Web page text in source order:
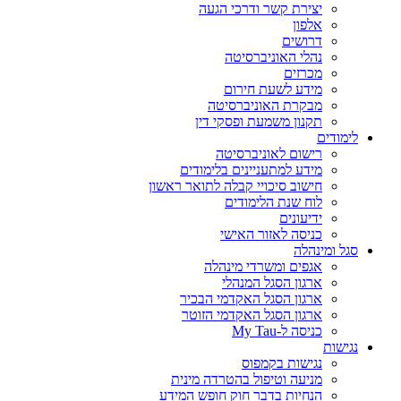
יצירת קשר ודרכי הגעה
אלפון
דרושים
נהלי האוניברסיטה
מכרזים
מידע לשעת חירום
מבקרת האוניברסיטה
תקנון משמעת ופסקי דין
לימודים
רישום לאוניברסיטה
מידע למתעניינים בלימודים
חישוב סיכויי קבלה לתואר ראשון
לוח שנת הלימודים
ידיעונים
כניסה לאזור האישי
סגל ומינהלה
אגפים ומשרדי מינהלה
ארגון הסגל המנהלי
ארגון הסגל האקדמי הבכיר
ארגון הסגל האקדמי הזוטר
כניסה ל-My Tau
נגישות
נגישות בקמפוס
מניעה וטיפול בהטרדה מינית
הנחיות בדבר חוק חופש המידע